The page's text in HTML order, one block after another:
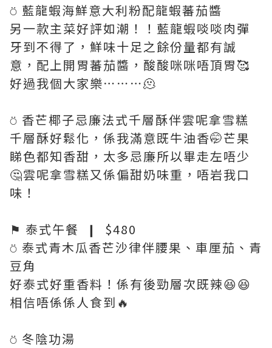
⍥ 藍龍蝦海鮮意大利粉配龍蝦蕃茄醬
另一款主菜好評如潮！！藍龍蝦啖啖肉彈
牙到不得了，鮮味十足之餘份量都有誠
意，配上開胃蕃茄醬，酸酸咪咪唔頂胃🥰
好過我個大家樂⋯⋯⋯🫠
⍥ 香芒椰子忌廉法式千層酥伴雲呢拿雪糕
千層酥好鬆化，係我滿意既牛油香🤭芒果
睇色都知香甜，太多忌廉所以畢走左唔少
🤔雲呢拿雪糕又係偏甜奶味重，唔岩我口
味！
⚑ 泰式午餐 ❙ $480
⍥ 泰式青木瓜香芒沙律伴腰果、車厘茄、青
豆角
好泰式好重香料！係有後勁層次既辣😆😆
相信唔係係人食到🔥
⍥ 冬陰功湯